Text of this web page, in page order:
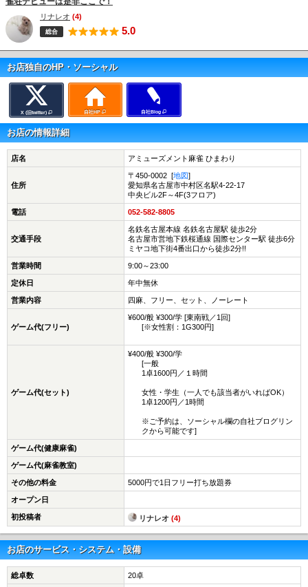
リナレオ (4)
総合 5.0
お店独自のHP・ソーシャル
X (旧twitter) 自社HP 自社Blog
お店の情報詳細
店名 アミューズメント麻雀 ひまわり
住所
〒450-0002 [地図]
愛知県名古屋市中村区名駅4-22-17
中央ビル2F～4F(3フロア)
電話 052-582-8805
交通手段
名鉄名古屋本線 名鉄名古屋駅 徒歩2分
名古屋市営地下鉄桜通線 国際センター駅 徒歩6分
ミヤコ地下街4番出口から徒歩2分!!
営業時間 9:00～23:00
定休日 年中無休
営業内容 四麻、フリー、セット、ノーレート
ゲーム代(フリー)
¥600/般 ¥300/学 [東南戦／1回]
[※女性割：1G300円]
ゲーム代(セット)
¥400/般 ¥300/学
[一般
1卓1600円／１時間
女性・学生（一人でも該当者がいればOK）
1卓1200円／1時間
※ご予約は、ソーシャル欄の自社ブログリン
クから可能です]
ゲーム代(健康麻雀)
ゲーム代(麻雀教室)
その他の料金 5000円で1日フリー打ち放題券
オープン日
初投稿者 リナレオ (4)
お店のサービス・システム・設備
総卓数 20卓